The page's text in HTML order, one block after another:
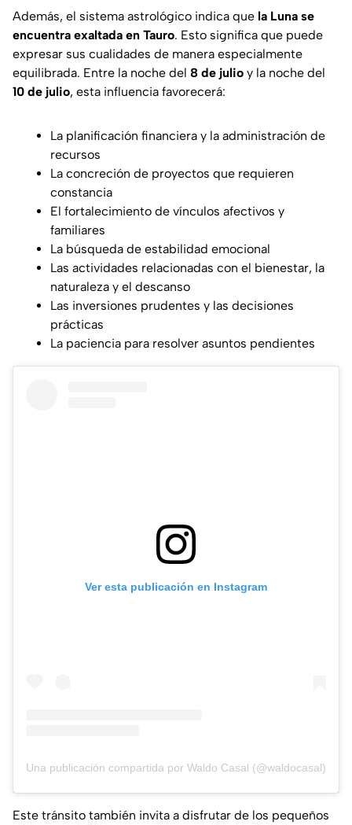
Además, el sistema astrológico indica que la Luna se
encuentra exaltada en Tauro. Esto significa que puede
expresar sus cualidades de manera especialmente
equilibrada. Entre la noche del 8 de julio y la noche del
10 de julio, esta influencia favorecerá:
La planificación financiera y la administración de
recursos
La concreción de proyectos que requieren
constancia
El fortalecimiento de vínculos afectivos y
familiares
La búsqueda de estabilidad emocional
Las actividades relacionadas con el bienestar, la
naturaleza y el descanso
Las inversiones prudentes y las decisiones
prácticas
La paciencia para resolver asuntos pendientes
Ver esta publicación en Instagram
Una publicación compartida por Waldo Casal️️️ (@waldocasal)
Este tránsito también invita a disfrutar de los pequeños